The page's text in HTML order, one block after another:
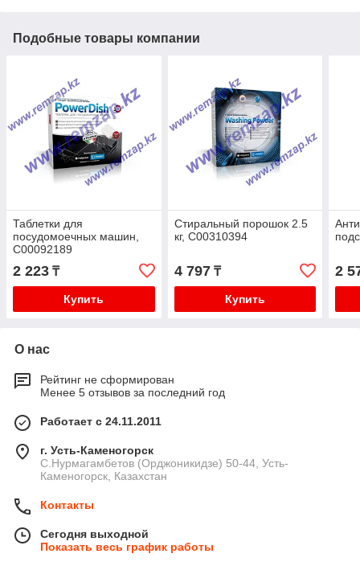
Подобные товары компании
Таблетки для
посудомоечных машин,
C00092189
2 223 ₸
Купить
Стиральный порошок 2.5
кг, C00310394
4 797₸
Купить
2
О нас
Рейтинг не сформирован
Менее 5 отзывов за последний год
Работает с 24.11.2011
г. Усть-Каменогорск
С.Нурмагамбетов (Орджоникидзе) 50-44, Усть-
Каменогорск, Казахстан
Контакты
Сегодня выходной
Показать весь график работы